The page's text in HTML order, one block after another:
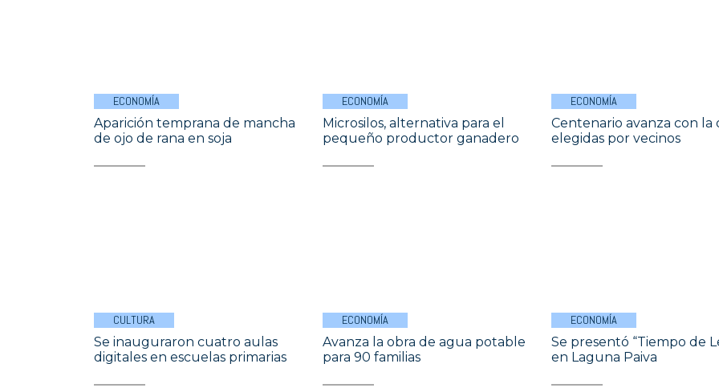
ECONOMÍA
Aparición temprana de mancha
de ojo de rana en soja
ECONOMÍA
Microsilos, alternativa para el
pequeño productor ganadero
ECONOMÍA
Centenario avanza con la
elegidas por vecinos
CULTURA
Se inauguraron cuatro aulas
digitales en escuelas primarias
ECONOMÍA
Avanza la obra de agua potable
para 90 familias
ECONOMÍA
Se presentó “Tiempo de
en Laguna Paiva